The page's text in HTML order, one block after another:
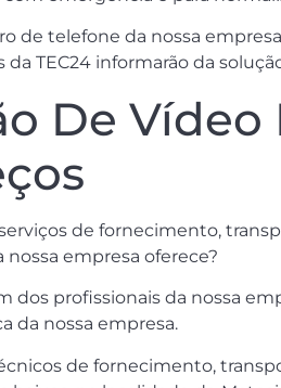
de telefone da nossa
da TEC24 informarão da
De
de fornecimento,
empresa oferece?
dos profissionais da nossa
da nossa empresa.
de fornecimento,